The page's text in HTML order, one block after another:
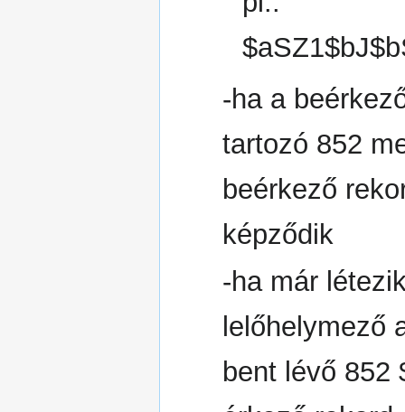
-ha a
tartozó 852
beérkező
képződik
-ha már
lelőhelymező
bent lévő 852